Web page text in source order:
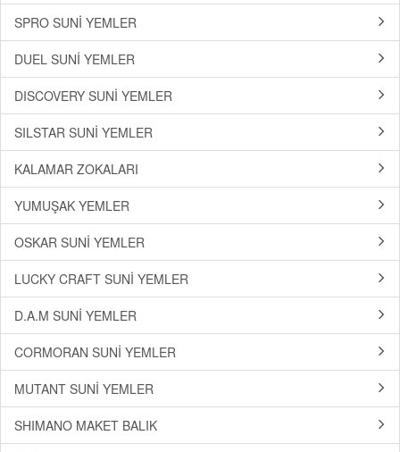
SPRO SUNİ YEMLER
DUEL SUNİ YEMLER
DISCOVERY SUNİ YEMLER
SILSTAR SUNİ YEMLER
KALAMAR ZOKALARI
YUMUŞAK YEMLER
OSKAR SUNİ YEMLER
LUCKY CRAFT SUNİ YEMLER
D.A.M SUNİ YEMLER
CORMORAN SUNİ YEMLER
MUTANT SUNİ YEMLER
SHIMANO MAKET BALIK